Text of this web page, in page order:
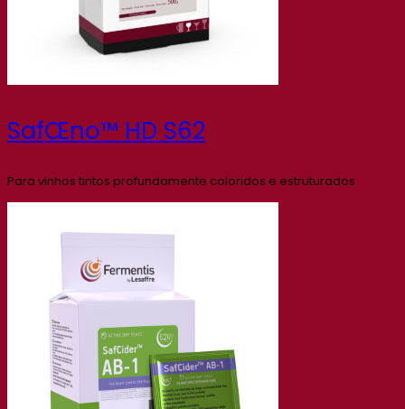
SafŒno™ HD S62
Para vinhos tintos profundamente coloridos e estruturados